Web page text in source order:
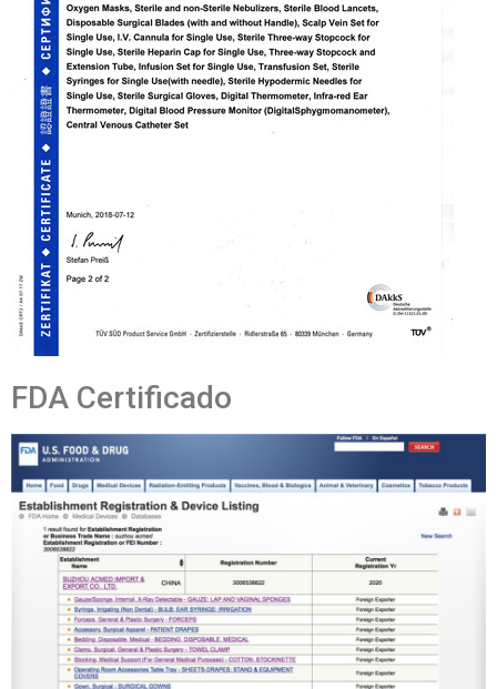
FDA Certificado